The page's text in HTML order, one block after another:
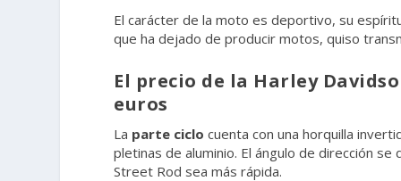
El carácter de la moto es deportivo, su
que ha dejado de producir motos, quiso
El precio de la Harley
euros
La parte ciclo cuenta con una horquilla
pletinas de aluminio. El ángulo de dirección
Street Rod sea más rápida.